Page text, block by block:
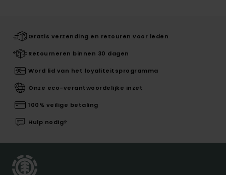
Gratis verzending en retouren voor leden
Retourneren binnen 30 dagen
Word lid van het loyaliteitsprogramma
Onze eco-verantwoordelijke inzet
100% veilige betaling
Hulp nodig?